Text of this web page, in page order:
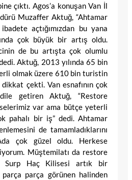
çıktı. Agos’a konuşan Van İl
Muzaffer Aktuğ, “Ahtamar
açtığımızdan bu yana
çok büyük bir artış oldu.
de bu artışta çok olumlu
Aktuğ, 2013 yılında 65 bin
olmak üzere 610 bin turistin
çekti. Van esnafının çok
getiren Aktuğ, “Restore
var ama bütçe yeterli
pahalı bir iş” dedi. Ahtamar
de tamamladıklarını
çok güzel oldu. Herkese
Müştemilatı da restore
Surp Haç Kilisesi artık bir
parça görünen halinden